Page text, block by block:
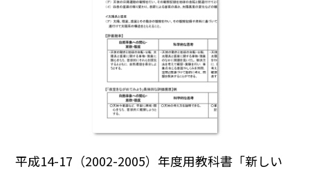
平成14-17（2002-2005）年度用教科書「新しい